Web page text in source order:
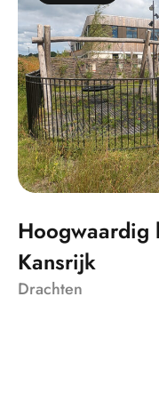
Hoogwaardig
Kansrijk
Drachten